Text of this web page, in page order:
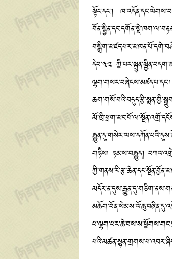
སྟོང་དང་།
དེབ་༣༢
གཉིས། ཉམས་བརྒྱུད།